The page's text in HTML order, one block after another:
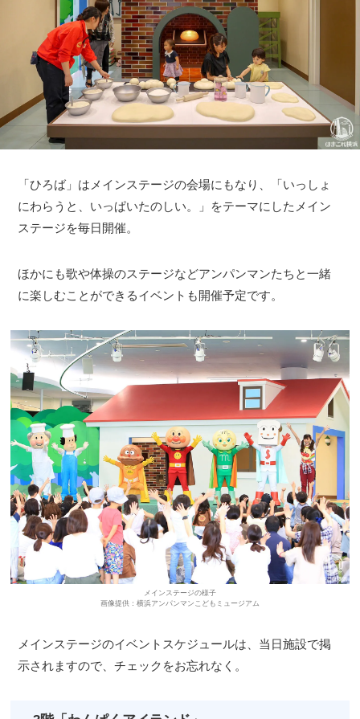
「ひろば」はメインステージの会場にもなり、「いっしょ
にわらうと、いっぱいたのしい。」をテーマにしたメイン
ステージを毎日開催。
ほかにも歌や体操のステージなどアンパンマンたちと一緒
に楽しむことができるイベントも開催予定です。
メインステージの様子
画像提供：横浜アンパンマンこどもミュージアム
メインステージのイベントスケジュールは、当日施設で掲
示されますので、チェックをお忘れなく。